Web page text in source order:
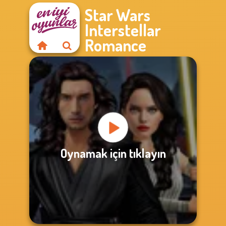
Star Wars
Interstellar
Romance
Oynamak için tıklayın